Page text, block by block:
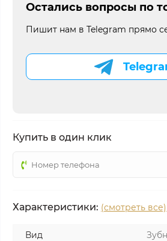
Остались вопросы по
Пишит нам в Telegram прямо
Купить в один клик
Характеристики: (смотреть все)
Вид